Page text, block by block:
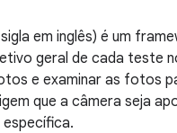
em inglês) é um
geral de cada teste
e examinar as fotos
que a câmera seja
específica.